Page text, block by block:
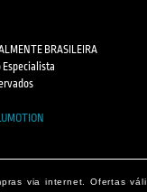
BRASILEIRA
Especialista
via internet. Ofertas